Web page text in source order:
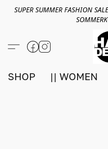
SUPER SUMMER FASHION
SHOP || WOMEN